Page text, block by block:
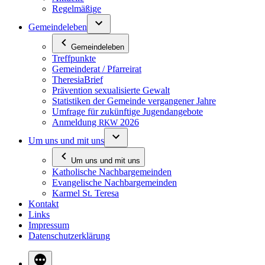
Re­gel­mä­ßi­ge
Ge­mein­de­le­ben
Ge­mein­de­le­ben
Treff­punk­te
Ge­mein­de­rat / Pfarreirat
The­re­sia­B­rief
Prä­ven­ti­on se­xua­li­sier­te Gewalt
Sta­tis­ti­ken der Ge­mein­de ver­gan­ge­ner Jahre
Um­fra­ge für zu­künf­ti­ge Jugendangebote
An­mel­dung RKW 2026
Um uns und mit uns
Um uns und mit uns
Ka­tho­li­sche Nachbargemeinden
Evan­ge­li­sche Nachbargemeinden
Kar­mel St. Teresa
Kon­takt
Links
Im­pres­sum
Da­ten­schutz­er­klä­rung